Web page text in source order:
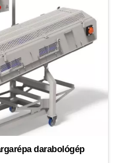
darabológép